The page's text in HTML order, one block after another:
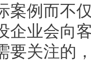
例而不仅
业会向客
关注的，